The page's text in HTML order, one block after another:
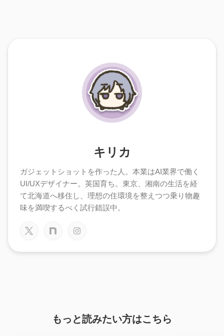
キリカ
ガジェットショットを作った人。本業はAI業界で働く
UI/UXデザイナー。英国育ち。東京、湘南の生活を経
て北海道へ移住し、理想の住環境を整えつつ乗り物趣
味を満喫するべく試行錯誤中。
もっと読みたい方はこちら